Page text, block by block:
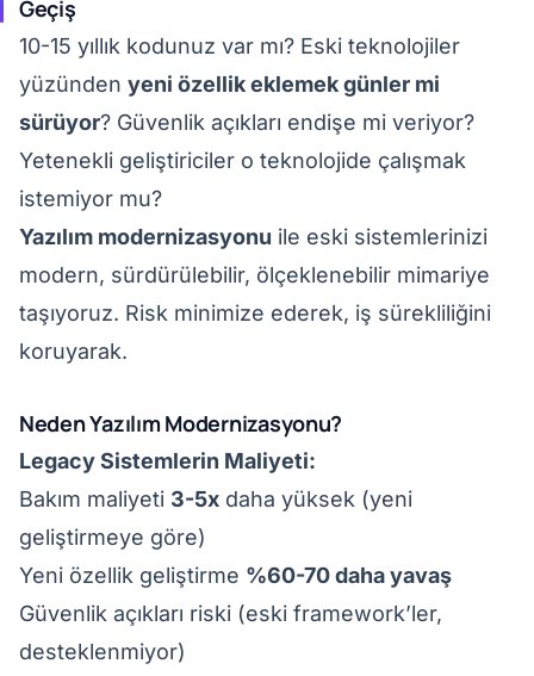
Geçiş
10-15 yıllık kodunuz var mı? Eski teknolojiler
yüzünden yeni özellik eklemek günler mi
sürüyor? Güvenlik açıkları endişe mi veriyor?
Yetenekli geliştiriciler o teknolojide çalışmak
istemiyor mu?
Yazılım modernizasyonu ile eski sistemlerinizi
modern, sürdürülebilir, ölçeklenebilir mimariye
taşıyoruz. Risk minimize ederek, iş sürekliliğini
koruyarak.
Neden Yazılım Modernizasyonu?
Legacy Sistemlerin Maliyeti:
Bakım maliyeti 3-5x daha yüksek (yeni
geliştirmeye göre)
Yeni özellik geliştirme %60-70 daha yavaş
Güvenlik açıkları riski (eski framework’ler,
desteklenmiyor)